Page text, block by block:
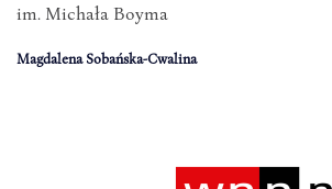
im. Michała Boyma
Magdalena Sobańska-Cwalina